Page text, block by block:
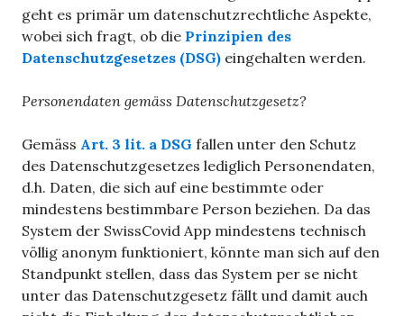
geht es primär um datenschutzrechtliche Aspekte,
wobei sich fragt, ob die Prinzipien des
Datenschutzgesetzes (DSG) eingehalten werden.
Personendaten gemäss Datenschutzgesetz?
Gemäss Art. 3 lit. a DSG fallen unter den Schutz
des Datenschutzgesetzes lediglich Personendaten,
d.h. Daten, die sich auf eine bestimmte oder
mindestens bestimmbare Person beziehen. Da das
System der SwissCovid App mindestens technisch
völlig anonym funktioniert, könnte man sich auf den
Standpunkt stellen, dass das System per se nicht
unter das Datenschutzgesetz fällt und damit auch